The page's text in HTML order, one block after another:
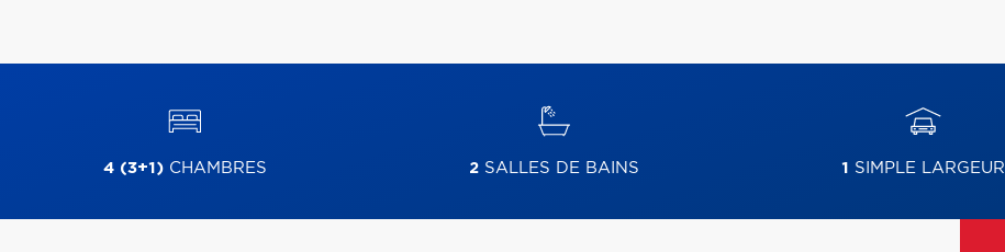
4 (3+1)CHAMBRES 2SALLES DE BAINS 1 SIMPLE LARGEUR